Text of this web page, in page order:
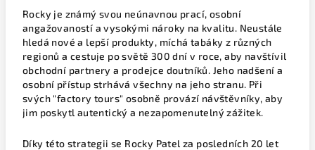
Rocky je známý svou neúnavnou prací, osobní
angažovaností a vysokými nároky na kvalitu. Neustále
hledá nové a lepší produkty, míchá tabáky z různých
regionů a cestuje po světě 300 dní v roce, aby navštívil
obchodní partnery a prodejce doutníků. Jeho nadšení a
osobní přístup strhává všechny na jeho stranu. Při
svých "factory tours" osobně provází návštěvníky, aby
jim poskytl autentický a nezapomenutelný zážitek.
Díky této strategii se Rocky Patel za posledních 20 let